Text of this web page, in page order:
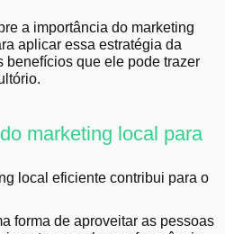
a importância do marketing
aplicar essa estratégia da
benefícios que ele pode trazer
marketing local para
local eficiente contribui para o
forma de aproveitar as pessoas